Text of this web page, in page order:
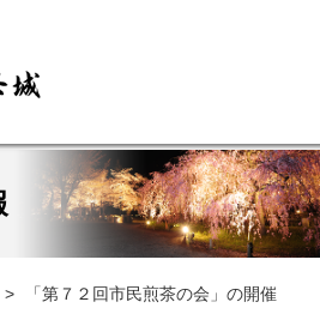
「第７２回市民煎茶の会」の開催